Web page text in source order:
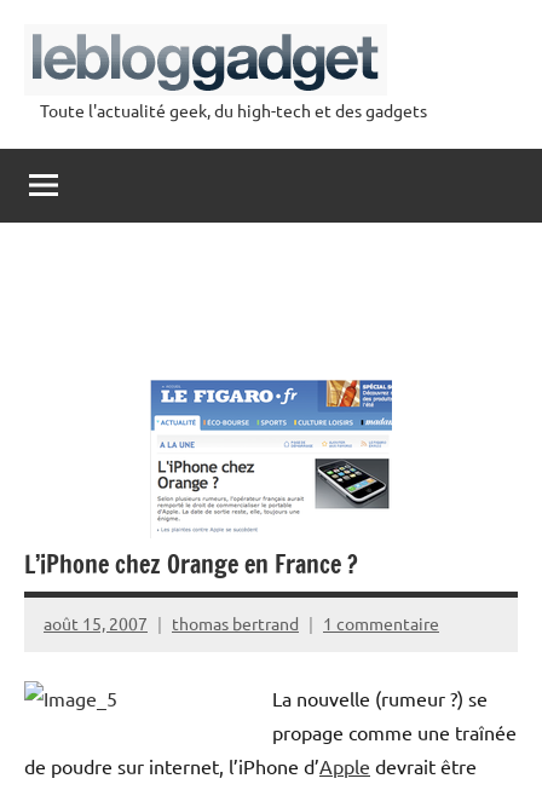
contenu
lebloggadget
Toute l'actualité geek, du high-tech et des gadgets
L’iPhone chez Orange en France ?
août 15, 2007 thomas bertrand 1 commentaire
La nouvelle (rumeur ?) se
propage comme une traînée
de poudre sur internet, l’iPhone d’Apple devrait être